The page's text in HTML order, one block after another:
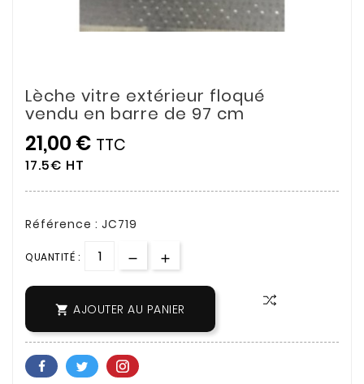
Lèche vitre extérieur floqué
vendu en barre de 97 cm
21,00 € TTC
17.5€ HT
Référence : JC719
QUANTITÉ :
 AJOUTER AU PANIER